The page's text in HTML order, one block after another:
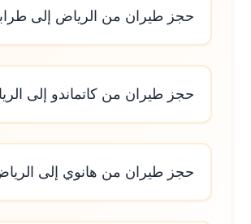
حجز طيران من الرياض إلى طرابزون
حجز طيران من كاتماندو إلى الرياض
حجز طيران من هانوي إلى الرياض